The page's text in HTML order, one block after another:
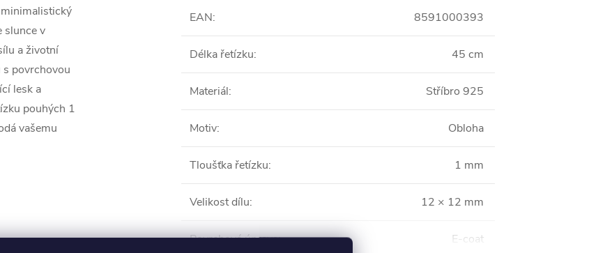
slunce v
a životní
s povrchovou
lesk a
pouhých 1
vašemu
EAN: 8591000393
Délka řetízku: 45 cm
Materiál: Stříbro 925
Motiv: Obloha
Tloušťka řetízku: 1 mm
Velikost dílu: 12 × 12 mm
Povrchová úprava: E-coat